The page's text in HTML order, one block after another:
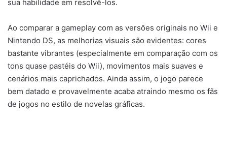
sua habilidade em resolvê-los.
Ao comparar a gameplay com as versões originais no Wii e
Nintendo DS, as melhorias visuais são evidentes: cores
bastante vibrantes (especialmente em comparação com os
tons quase pastéis do Wii), movimentos mais suaves e
cenários mais caprichados. Ainda assim, o jogo parece
bem datado e provavelmente acaba atraindo mesmo os fãs
de jogos no estilo de novelas gráficas.